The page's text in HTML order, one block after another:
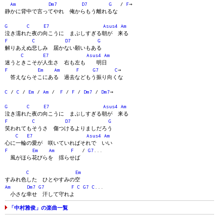
Am
Dm7 D7 G / F→
静かに背中で言ってやれ 俺からもう離れるな
G C E7 Asus4
Am
泣き濡れた夜の向こうに まぶしすぎる朝が 来る
F
C D7
G
解りあえぬ悲しみ 届かない願いもある
C
E7 Asus4
Am
迷うときこそが人生さ 右も左も 明日
F
Em Am F G7 C→
答えならそこにある 過去などもう振り向くな
C / C / Em / Am / F / F / Dm7 / Dm7→
G C E7 Asus4
Am
泣き濡れた夜の向こうに まぶしすぎる朝が 来る
F
C D7
G
笑われてもそうさ 傷つけるよりましだろう
C
E7 Asus4
Am
心に一輪の愛が 咲いていればそれで いい
F
Em Am F / G7
風がほら花びらを 揺らせば
C
Em
すみれ色した ひとやすみの空
Am
Dm7 G7 F C G7 C
小さな幸せ 汗して守れよ
「中村雅俊」の楽曲一覧